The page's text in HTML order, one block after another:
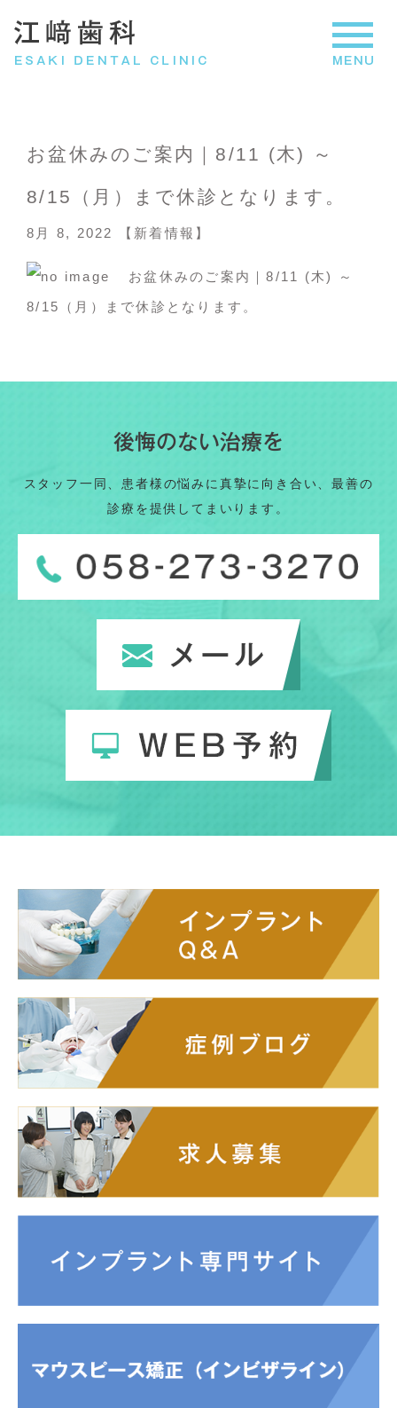
お盆休みのご案内｜8/11 (木) ～
8/15（月）まで休診となります。
8月 8, 2022 【 新着情報 】
お盆休みのご案内｜8/11 (木) ～
8/15（月）まで休診となります。
後悔のない治療を
スタッフ一同、患者様の悩みに真摯に向き合い、最善の
診療を提供してまいります。